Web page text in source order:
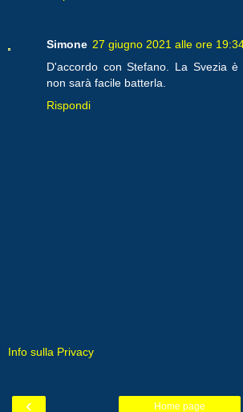
Simone 27 giugno 2021 alle ore
D'accordo con Stefano. La Svezia
non sarà facile batterla.
Rispondi
Info sulla Privacy
‹ Home page